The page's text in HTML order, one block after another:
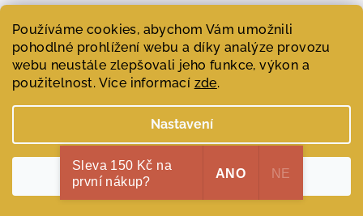
Používáme cookies, abychom Vám umožnili
pohodlné prohlížení webu a díky analýze provozu
webu neustále zlepšovali jeho funkce, výkon a
použitelnost. Více informací zde.
Nastavení
Souhlasím
Dárkový set Mr.Keops, ALMAH Parfums 1948, unisex
parfémová voda, 100 ml+30 ml
8 050 Kč
Měrná
cena:
6 192,31 Kč / 100 ml
Skladem(>1 ks)
Sleva 150 Kč na
první nákup?
ANO NE